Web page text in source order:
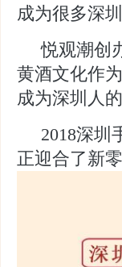
成为很多深
悦观潮创
黄酒文化作
成为深圳人
2018深圳
正迎合了新